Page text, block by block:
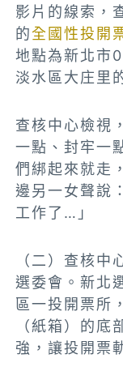
影片的線索，
的全國性投開
地點為新北市
淡水區大庄里
查核中心檢視
一點、封牢一
們綁起來就走
邊另一女聲說
工作了…」
（二）查核
選委會 。新北
區一投開票所
（紙箱）的底
強，讓投開票